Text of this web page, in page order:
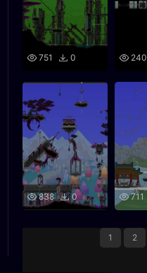
751 0 240
838 0 711
1 2